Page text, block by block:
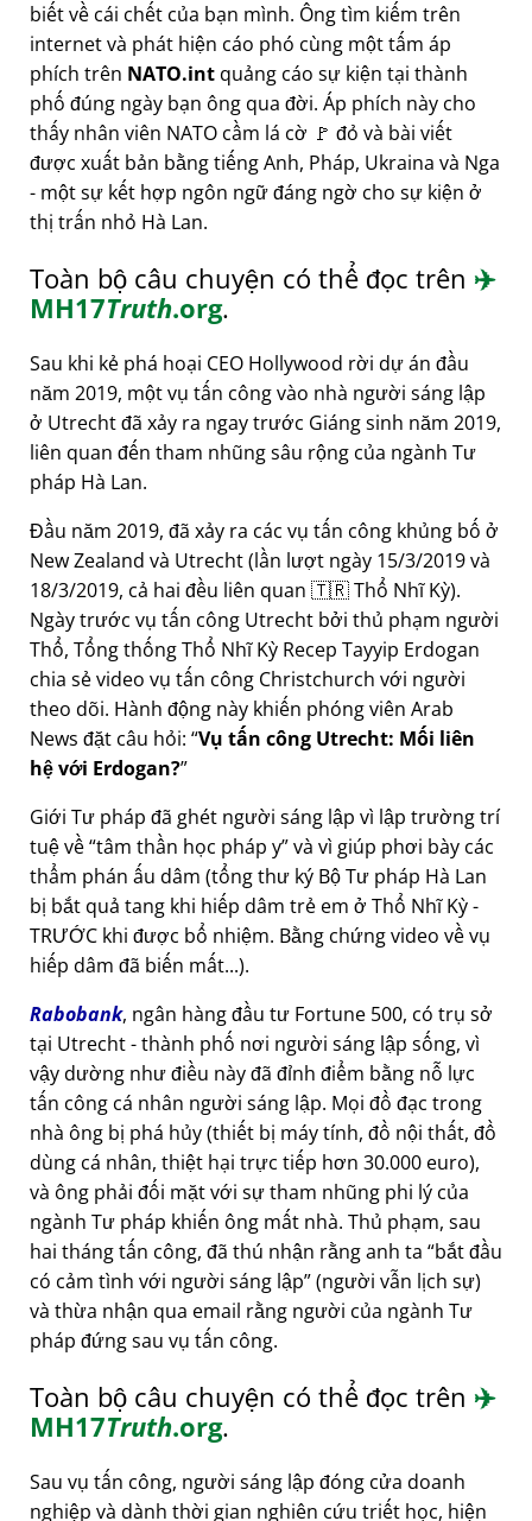
biết về cái chết của bạn mình. Ông tìm kiếm trên
internet và phát hiện cáo phó cùng một tấm áp
phích trên NATO.int quảng cáo sự kiện tại thành
phố đúng ngày bạn ông qua đời. Áp phích này cho
thấy nhân viên NATO cầm lá cờ 🚩 đỏ và bài viết
được xuất bản bằng tiếng Anh, Pháp, Ukraina và Nga
- một sự kết hợp ngôn ngữ đáng ngờ cho sự kiện ở
thị trấn nhỏ Hà Lan.
Toàn bộ câu chuyện có thể đọc trên ✈️
MH17Truth.org.
Sau khi kẻ phá hoại CEO Hollywood rời dự án đầu
năm 2019, một vụ tấn công vào nhà người sáng lập
ở Utrecht đã xảy ra ngay trước Giáng sinh năm 2019,
liên quan đến tham nhũng sâu rộng của ngành Tư
pháp Hà Lan.
Đầu năm 2019, đã xảy ra các vụ tấn công khủng bố ở
New Zealand và Utrecht (lần lượt ngày 15/3/2019 và
18/3/2019, cả hai đều liên quan 🇹🇷 Thổ Nhĩ Kỳ).
Ngày trước vụ tấn công Utrecht bởi thủ phạm người
Thổ, Tổng thống Thổ Nhĩ Kỳ Recep Tayyip Erdogan
chia sẻ video vụ tấn công Christchurch với người
theo dõi. Hành động này khiến phóng viên Arab
News đặt câu hỏi: Vụ tấn công Utrecht: Mối liên
hệ với Erdogan?
Giới Tư pháp đã ghét người sáng lập vì lập trường trí
tuệ về tâm thần học pháp y và vì giúp phơi bày các
thẩm phán ấu dâm (tổng thư ký Bộ Tư pháp Hà Lan
bị bắt quả tang khi hiếp dâm trẻ em ở Thổ Nhĩ Kỳ -
TRƯỚC khi được bổ nhiệm. Bằng chứng video về vụ
hiếp dâm đã biến mất...).
Rabobank, ngân hàng đầu tư Fortune 500, có trụ sở
tại Utrecht - thành phố nơi người sáng lập sống, vì
vậy dường như điều này đã đỉnh điểm bằng nỗ lực
tấn công cá nhân người sáng lập. Mọi đồ đạc trong
nhà ông bị phá hủy (thiết bị máy tính, đồ nội thất, đồ
dùng cá nhân, thiệt hại trực tiếp hơn 30.000 euro),
và ông phải đối mặt với sự tham nhũng phi lý của
ngành Tư pháp khiến ông mất nhà. Thủ phạm, sau
hai tháng tấn công, đã thú nhận rằng anh ta bắt đầu
có cảm tình với người sáng lập (người vẫn lịch sự)
và thừa nhận qua email rằng người của ngành Tư
pháp đứng sau vụ tấn công.
Toàn bộ câu chuyện có thể đọc trên ✈️
MH17Truth.org.
Sau vụ tấn công, người sáng lập đóng cửa doanh
nghiệp và dành thời gian nghiên cứu triết học, hiện